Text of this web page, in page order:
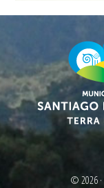
© 2026 ·